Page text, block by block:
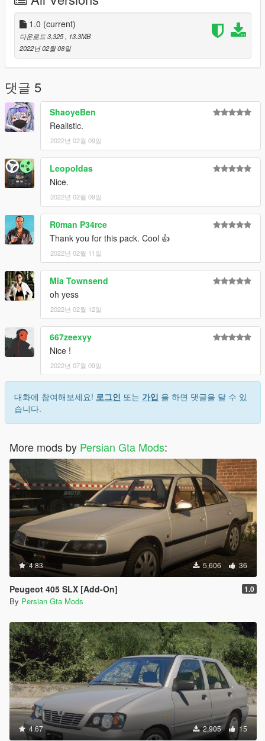
drag and drop inside the dlc.rpf from the file you downloaded.
-----------------------------------------------
Telegram : t.me/Persian_GTA_Mods
instagram.com/Persian_GTA_Mods
1.0 (current)
다운로드 3,325
, 13.3MB
2022년 02월 08일
댓글 5
ShaoyeBen
Realistic.
2022년 02월 09일
Leopoldas
Nice.
2022년 02월 09일
R0man P34rce
Thank you for this pack. Cool 👍
2022년 02월 11일
Mia Townsend
oh yess
2022년 02월 12일
667zeexyy
Nice !
2022년 07월 09일
대화에 참여해보세요! 로그인 또는 가입 을 하면 댓글을 달 수 있
습니다.
More mods by Persian Gta Mods:
4.83 5,606 36
Peugeot 405 SLX [Add-On] 1.0
By Persian Gta Mods
4.67 2,905 15